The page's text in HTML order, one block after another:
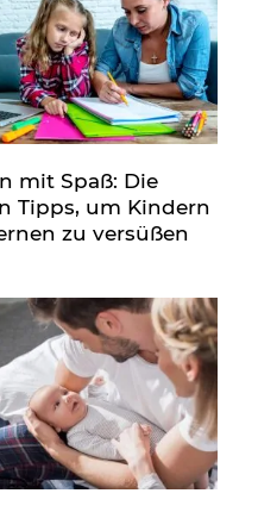
mit Spaß: Die
Tipps, um Kindern
zu versüßen